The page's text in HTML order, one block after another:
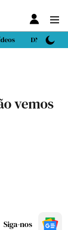
DN Sport
vemos
Siga-nos